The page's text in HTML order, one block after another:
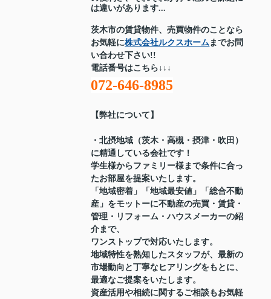
は違いがあります...
茨木市の賃貸物件、売買物件のことなら
お気軽に株式会社ルクスホームまでお問
い合わせ下さい!!
電話番号はこちら↓↓↓
072-646-8985
【弊社について】
・北摂地域（茨木・高槻・摂津・吹田）
に精通している会社です！
学生様からファミリー様まで条件に合っ
たお部屋を提案いたします。
「地域密着」「地域最安値」「総合不動
産」をモットーに不動産の売買・賃貸・
管理・リフォーム・ハウスメーカーの紹
介まで、
ワンストップで対応いたします。
地域特性を熟知したスタッフが、最新の
市場動向と丁寧なヒアリングをもとに、
最適なご提案をいたします。
資産活用や相続に関するご相談もお気軽